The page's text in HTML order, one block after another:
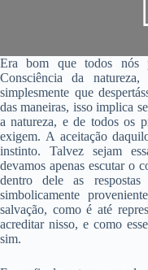
Era bom que todos nós
Consciência da
simplesmente que
das maneiras, isso implica
a natureza, e de todos os
exigem. A aceitação
instinto. Talvez sejam
devamos apenas escutar o
dentro dele as
simbolicamente
salvação, como é até
acreditar nisso, e como
sim.